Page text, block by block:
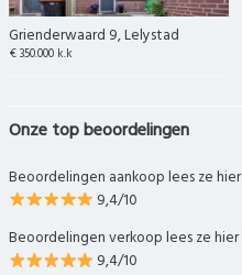
Grienderwaard 9, Lelystad
€ 350.000 k.k
Onze top beoordelingen
Beoordelingen aankoop lees ze hier
9,4/10
Beoordelingen verkoop lees ze hier
9,4/10